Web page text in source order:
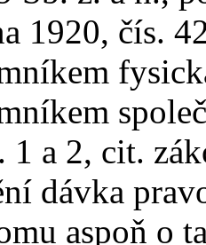
1920, čís.
1 a 2, cit.
dávka
aspoň o